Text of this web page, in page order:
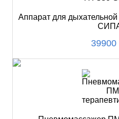
Аппарат для
39900